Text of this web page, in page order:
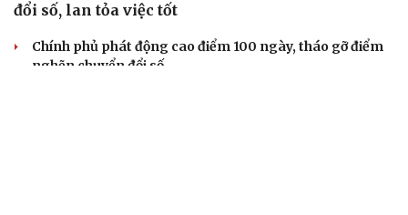
đổi số, lan tỏa việc tốt
Chính phủ phát động cao điểm 100 ngày, tháo gỡ điểm
nghẽn chuyển đổi số